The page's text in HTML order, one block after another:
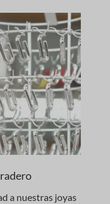
a nuestras joyas